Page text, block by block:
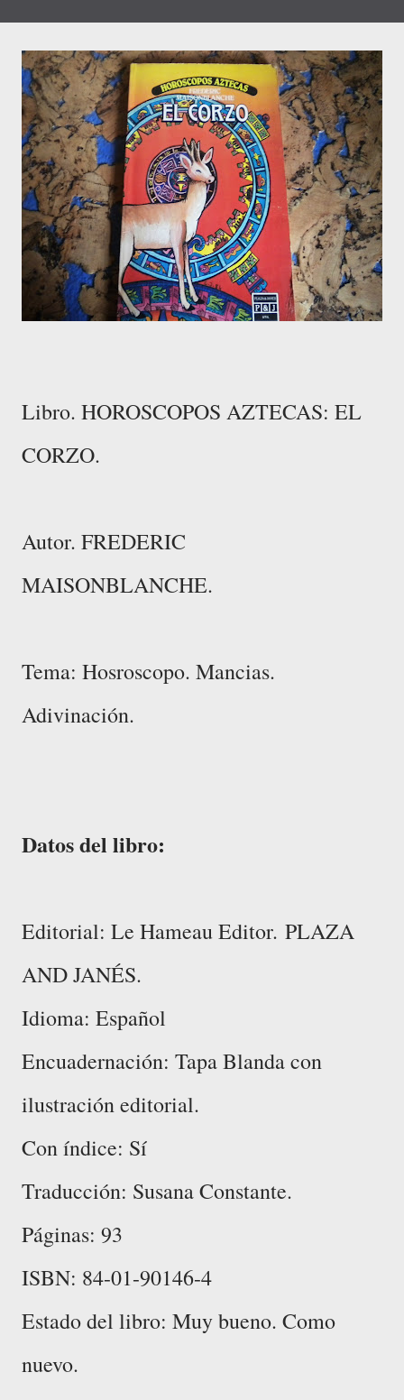
Libro. HOROSCOPOS AZTECAS: EL
CORZO.
Autor. FREDERIC
MAISONBLANCHE.
Tema: Hosroscopo. Mancias.
Adivinación.
Datos del libro:
Editorial: Le Hameau Editor. PLAZA
AND JANÉS.
Idioma: Español
Encuadernación: Tapa Blanda con
ilustración editorial.
Con índice: Sí
Traducción: Susana Constante.
Páginas: 93
ISBN: 84-01-90146-4
Estado del libro: Muy bueno. Como
nuevo.